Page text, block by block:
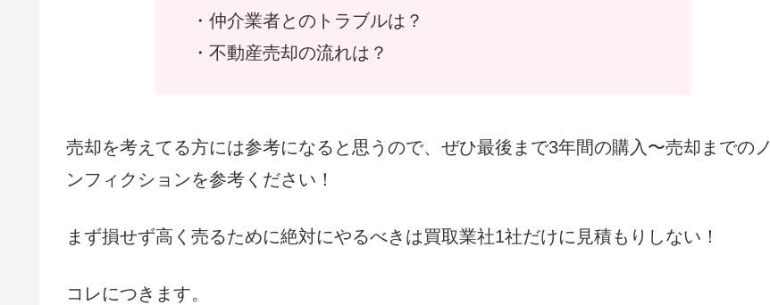
・仲介業者とのトラブルは？
・不動産売却の流れは？
売却を考えてる方には参考になると思うので、ぜひ最後まで3年間の購入〜売却までのノ
ンフィクションを参考ください！
まず損せず高く売るために絶対にやるべきは買取業社1社だけに見積もりしない！
コレにつきます。